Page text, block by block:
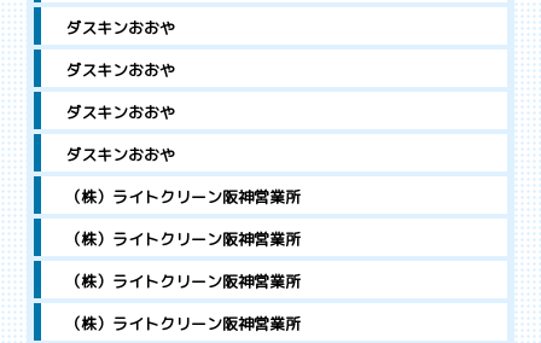
ダスキンおおや
ダスキンおおや
ダスキンおおや
ダスキンおおや
（株）ライトクリーン阪神営業所
（株）ライトクリーン阪神営業所
（株）ライトクリーン阪神営業所
（株）ライトクリーン阪神営業所